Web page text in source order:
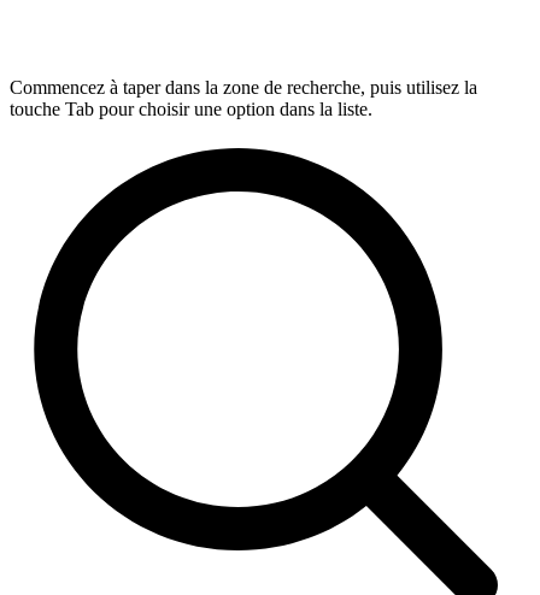
Commencez à taper dans la zone de recherche, puis utilisez la
touche Tab pour choisir une option dans la liste.